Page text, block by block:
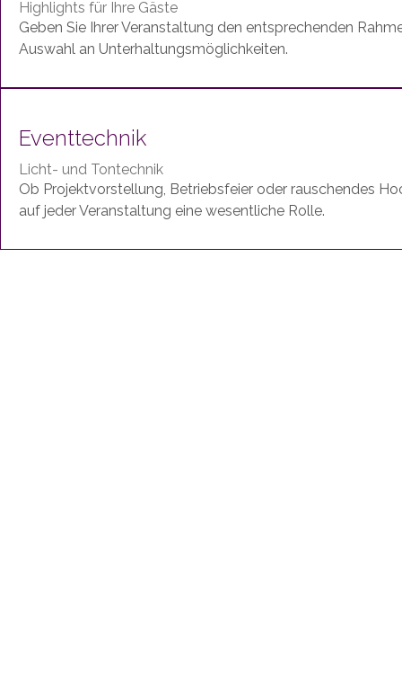
Highlights für Ihre Gäste
Geben Sie Ihrer Veranstaltung den entsprechenden
Auswahl an Unterhaltungsmöglichkeiten.
Eventtechnik
Licht- und Tontechnik
Ob Projektvorstellung, Betriebsfeier oder rauschendes
auf jeder Veranstaltung eine wesentliche Rolle.